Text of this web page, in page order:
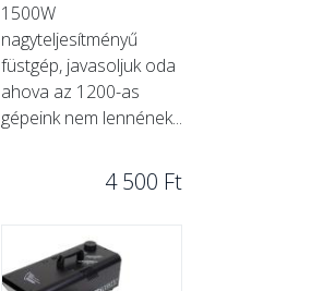
1500W
nagyteljesítményű
füstgép, javasoljuk oda
ahova az 1200-as
gépeink nem lennének...
4 500 Ft